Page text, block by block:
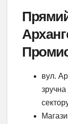
вул.